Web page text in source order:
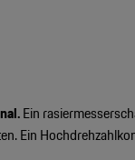
Ein
Ein